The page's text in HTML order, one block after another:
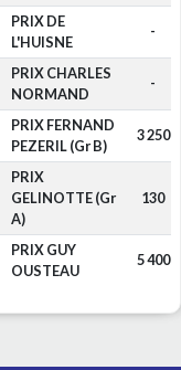
PRIX DE
L'HUISNE
-
PRIX CHARLES
NORMAND
-
PRIX FERNAND
PEZERIL (Gr B)
3 250
PRIX
GELINOTTE (Gr
A)
130
PRIX GUY
OUSTEAU
5 400